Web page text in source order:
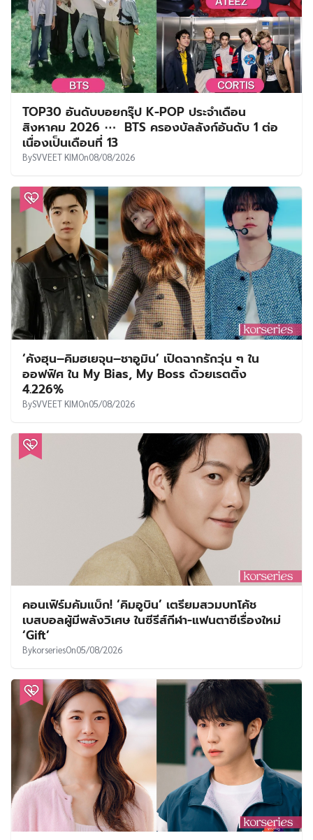
TOP30 อันดับบอยกรุ๊ป K-POP ประจำเดือน
สิงหาคม 2026 ⋯ BTS ครองบัลลังก์อันดับ 1 ต่อ
เนื่องเป็นเดือนที่ 13
BySVVEET KIMOn08/08/2026
‘คังฮุน–คิมฮเยจุน–ชาอูมิน’ เปิดฉากรักวุ่น ๆ ใน
ออฟฟิศ ใน My Bias, My Boss ด้วยเรตติ้ง
4.226%
BySVVEET KIMOn05/08/2026
คอนเฟิร์มคัมแบ็ก! ‘คิมอูบิน’ เตรียมสวมบทโค้ช
เบสบอลผู้มีพลังวิเศษ ในซีรีส์กีฬา-แฟนตาซีเรื่องใหม่
‘Gift’
BykorseriesOn05/08/2026